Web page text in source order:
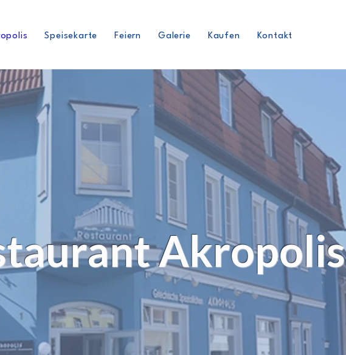
Speisekarte Feiern Galerie Kaufen Kontakt
Akropolis
Der kürzeste Weg nach Griechenland
Jetzt buchen